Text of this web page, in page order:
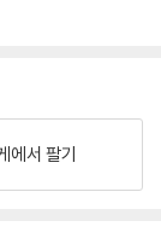
에서 팔기